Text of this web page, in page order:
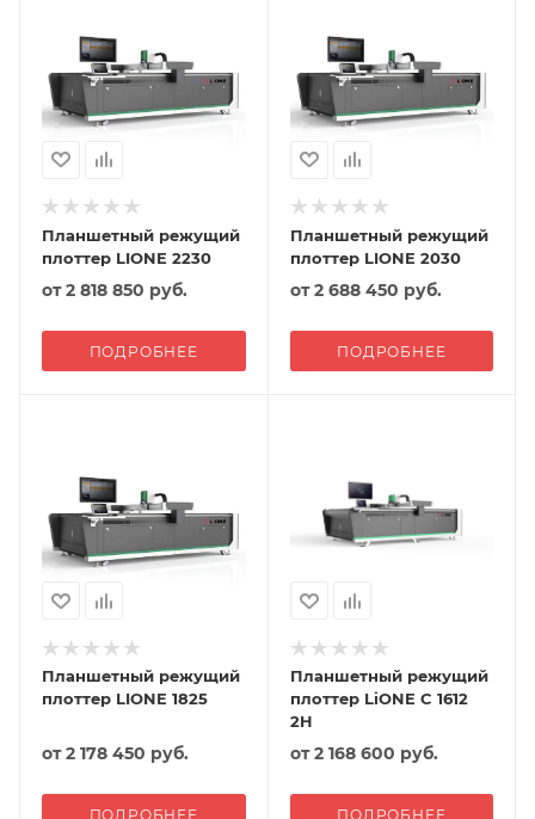
Планшетный режущий
плоттер LIONE 2230
от2 818 850 руб.
ПОДРОБНЕЕ
Планшетный режущий
плоттер LIONE 2030
от2 688 450 руб.
ПОДРОБНЕЕ
Планшетный режущий
плоттер LIONE 1825
от2 178 450 руб.
ПОДРОБНЕЕ
Планшетный режущий
плоттер LiONE C 1612
2H
от2 168 600 руб.
ПОДРОБНЕЕ